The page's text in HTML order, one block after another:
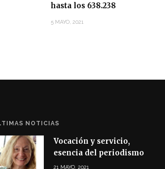
hasta los 638.238
5 MAYO, 2021
NOTICIAS
Vocación y servicio,
esencia del periodismo
21 MAYO, 2021